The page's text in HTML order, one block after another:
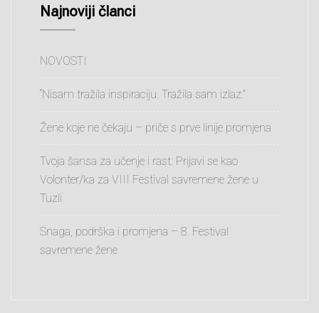
Najnoviji članci
NOVOSTI
“Nisam tražila inspiraciju. Tražila sam izlaz.”
Žene koje ne čekaju – priče s prve linije promjena
Tvoja šansa za učenje i rast: Prijavi se kao
Volonter/ka za VIII Festival savremene žene u
Tuzli
Snaga, podrška i promjena – 8. Festival
savremene žene